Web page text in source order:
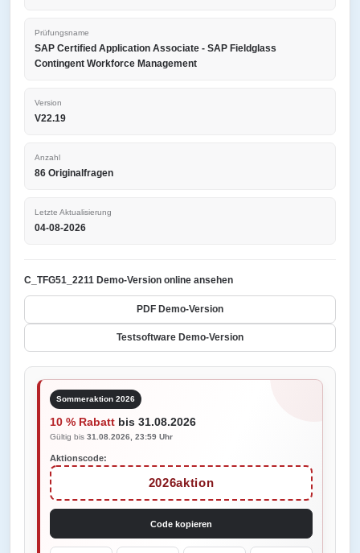
Prüfungsname
SAP Certified Application Associate - SAP Fieldglass
Contingent Workforce Management
Version
V22.19
Anzahl
86 Originalfragen
Letzte Aktualisierung
04-08-2026
C_TFG51_2211 Demo-Version online ansehen
PDF Demo-Version
Testsoftware Demo-Version
Sommeraktion 2026
10 % Rabatt bis 31.08.2026
Gültig bis 31.08.2026, 23:59 Uhr
Aktionscode:
2026aktion
Code kopieren